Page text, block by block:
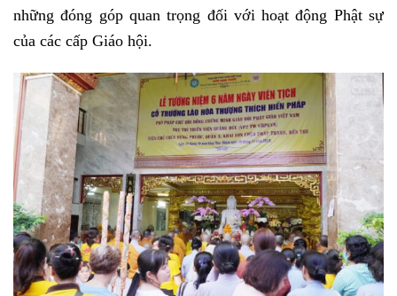
những đóng góp quan trọng đối với hoạt động Phật sự
của các cấp Giáo hội.